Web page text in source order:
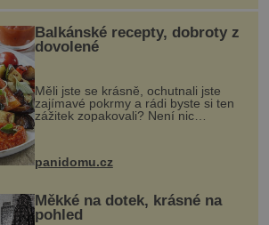
Balkánské recepty, dobroty z
dovolené
Měli jste se krásně, ochutnali jste
zajímavé pokrmy a rádi byste si ten
zážitek zopakovali? Není nic
snazšího. Pljeskavica (10 porcí)
Možná jste ji ochutnali na dovolené v
panidomu.cz
Měkké na dotek, krásné na
pohled